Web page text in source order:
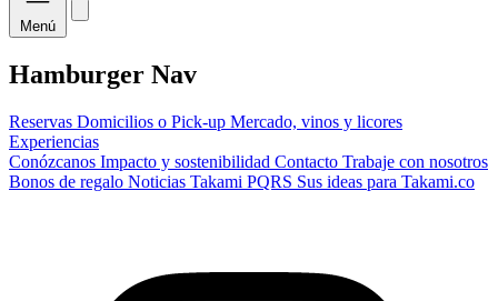
Menú
Hamburger Nav
Reservas Domicilios o Pick-up Mercado, vinos y licores
Experiencias
Conózcanos Impacto y sostenibilidad Contacto Trabaje con nosotros
Bonos de regalo Noticias Takami PQRS Sus ideas para Takami.co